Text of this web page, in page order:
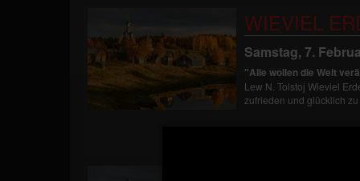
WIEVIEL
Samstag, 7.
"Alle wollen die Welt
Lew N. Tolstoj Wieviel
zufrieden und glücklich